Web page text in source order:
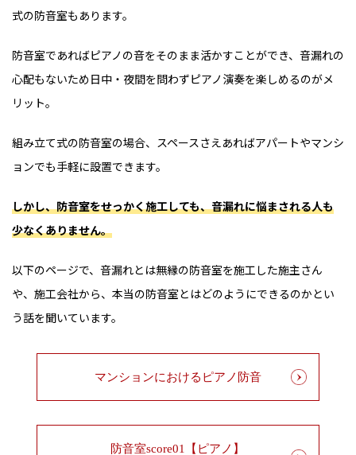
式の防音室もあります。
防音室であればピアノの音をそのまま活かすことができ、音漏れの
心配もないため日中・夜間を問わずピアノ演奏を楽しめるのがメ
リット。
組み立て式の防音室の場合、スペースさえあればアパートやマンシ
ョンでも手軽に設置できます。
しかし、防音室をせっかく施工しても、音漏れに悩まされる人も
少なくありません。
以下のページで、音漏れとは無縁の防音室を施工した施主さん
や、施工会社から、本当の防音室とはどのようにできるのかとい
う話を聞いています。
マンションにおけるピアノ防音
防音室score01【ピアノ】